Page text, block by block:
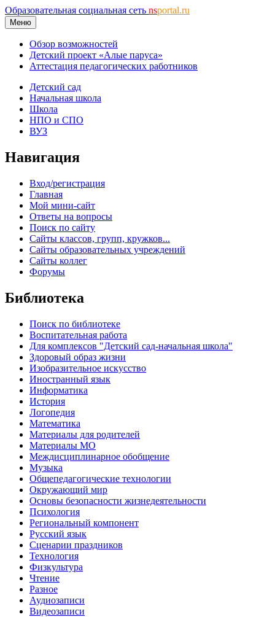
Образовательная социальная сеть nsportal.ru
Меню
Обзор возможностей
Детский проект «Алые паруса»
Аттестация педагогических работников
Детский сад
Начальная школа
Школа
НПО и СПО
ВУЗ
Навигация
Вход/регистрация
Главная
Мой мини-сайт
Ответы на вопросы
Поиск по сайту
Сайты классов, групп, кружков...
Сайты образовательных учреждений
Сайты коллег
Форумы
Библиотека
Поиск по библиотеке
Воспитательная работа
Для комплексов "Детский сад-начальная школа"
Здоровый образ жизни
Изобразительное искусство
Иностранный язык
Информатика
История
Логопедия
Математика
Материалы для родителей
Материалы МО
Междисциплинарное обобщение
Музыка
Общепедагогические технологии
Окружающий мир
Основы безопасности жизнедеятельности
Психология
Региональный компонент
Русский язык
Сценарии праздников
Технология
Физкультура
Чтение
Разное
Аудиозаписи
Видеозаписи